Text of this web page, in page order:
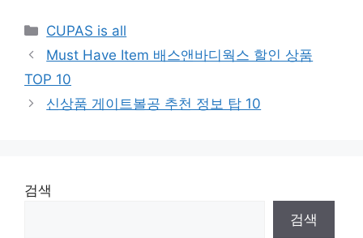
Categories
CUPAS is all
Must Have Item 배스앤바디웍스 할인 상품
TOP 10
신상품 게이트볼공 추천 정보 탑 10
검색
검색